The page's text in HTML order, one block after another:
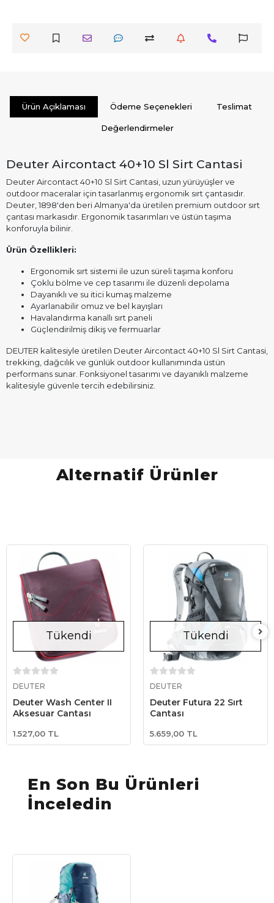
Ürün Açıklaması Ödeme Seçenekleri Teslimat
Değerlendirmeler
Deuter Aircontact 40+10 Sl Sirt Cantasi
Deuter Aircontact 40+10 Sl Sirt Cantasi, uzun yürüyüşler ve
outdoor maceralar için tasarlanmış ergonomik sırt çantasıdır.
Deuter, 1898'den beri Almanya'da üretilen premium outdoor sırt
çantası markasıdır. Ergonomik tasarımları ve üstün taşıma
konforuyla bilinir.
Ürün Özellikleri:
Ergonomik sırt sistemi ile uzun süreli taşıma konforu
Çoklu bölme ve cep tasarımı ile düzenli depolama
Dayanıklı ve su itici kumaş malzeme
Ayarlanabilir omuz ve bel kayışları
Havalandırma kanallı sırt paneli
Güçlendirilmiş dikiş ve fermuarlar
DEUTER kalitesiyle üretilen Deuter Aircontact 40+10 Sl Sirt Cantasi,
trekking, dağcılık ve günlük outdoor kullanımında üstün
performans sunar. Fonksiyonel tasarımı ve dayanıklı malzeme
kalitesiyle güvenle tercih edebilirsiniz.
Alternatif Ürünler
Tükendi
DEUTER
Deuter Wash Center II
Aksesuar Çantası
1.527,00 TL
Tükendi
DEUTER
Deuter Futura 22 Sırt
Çantası
5.659,00 TL
En Son Bu Ürünleri
İnceledin